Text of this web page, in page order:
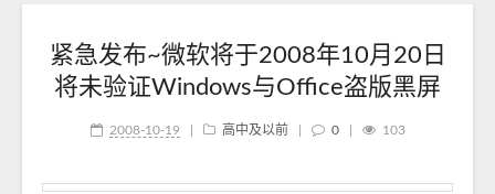
紧急发布~微软将于2008年10月20日
将未验证Windows与Office盗版黑屏
2008-10-19 高中及以前 0 103